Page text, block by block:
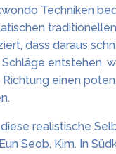
Techniken
dass daraus
entstehen,
einen
realistische
Seob, Kim. In